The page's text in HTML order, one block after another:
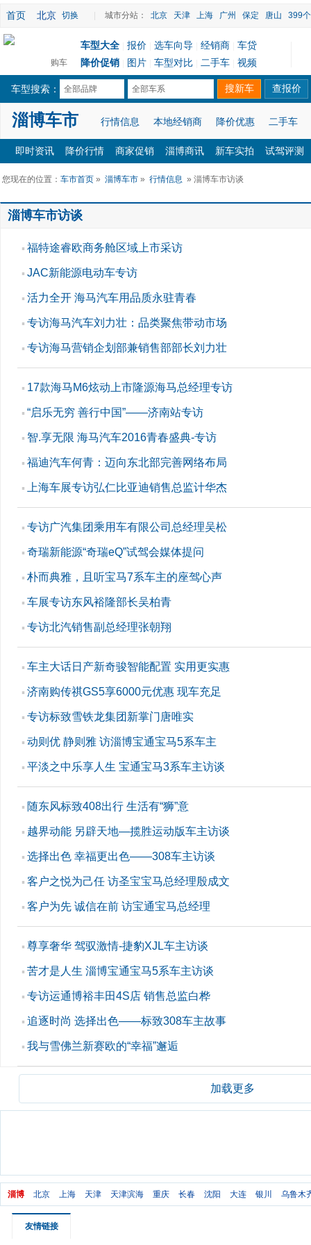
首页 北京 切换 城市分站： 北京 天津 上海 广州 保定 唐山 399
购车
车型大全 报价 选车向导 经销商
车贷
降价促销
图片 车型对比 二手车 视频
车型搜索： 全部品牌 全部车系
淄博车市 行情信息 本地经销商 降价优惠 二手车
即时资讯 降价行情 商家促销 淄博商讯 新车实拍 试驾评测
您现在的位置： 车市首页 » 淄博车市 » 行情信息 » 淄博车市访谈
淄博车市访谈
▪ 福特途睿欧商务舱区域上市采访
▪ JAC新能源电动车专访
▪ 活力全开 海马汽车用品质永驻青春
▪ 专访海马汽车刘力壮：品类聚焦带动市场
▪ 专访海马营销企划部兼销售部部长刘力壮
▪ 17款海马M6炫动上市隆源海马总经理专访
▪ “启乐无穷 善行中国”——济南站专访
▪ 智.享无限 海马汽车2016青春盛典-专访
▪ 福迪汽车何青：迈向东北部完善网络布局
▪ 上海车展专访弘仁比亚迪销售总监计华杰
▪ 专访广汽集团乘用车有限公司总经理吴松
▪ 奇瑞新能源“奇瑞eQ”试驾会媒体提问
▪ 朴而典雅，且听宝马7系车主的座驾心声
▪ 车展专访东风裕隆部长吴柏青
▪ 专访北汽销售副总经理张朝翔
▪ 车主大话日产新奇骏智能配置 实用更实惠
▪ 济南购传祺GS5享6000元优惠 现车充足
▪ 专访标致雪铁龙集团新掌门唐唯实
▪ 动则优 静则雅 访淄博宝通宝马5系车主
▪ 平淡之中乐享人生 宝通宝马3系车主访谈
▪ 随东风标致408出行 生活有“狮”意
▪ 越界动能 另辟天地—揽胜运动版车主访谈
▪ 选择出色 幸福更出色——308车主访谈
▪ 客户之悦为己任 访圣宝宝马总经理殷成文
▪ 客户为先 诚信在前 访宝通宝马总经理
▪ 尊享奢华 驾驭激情-捷豹XJL车主访谈
▪ 苦才是人生 淄博宝通宝马5系车主访谈
▪ 专访运通博裕丰田4S店 销售总监白桦
▪ 追逐时尚 选择出色——标致308车主故事
▪ 我与雪佛兰新赛欧的“幸福”邂逅
加载更多
淄博 北京 上海 天津 天津滨海 重庆 长春 沈阳 大连 银川 乌鲁木
友情链接